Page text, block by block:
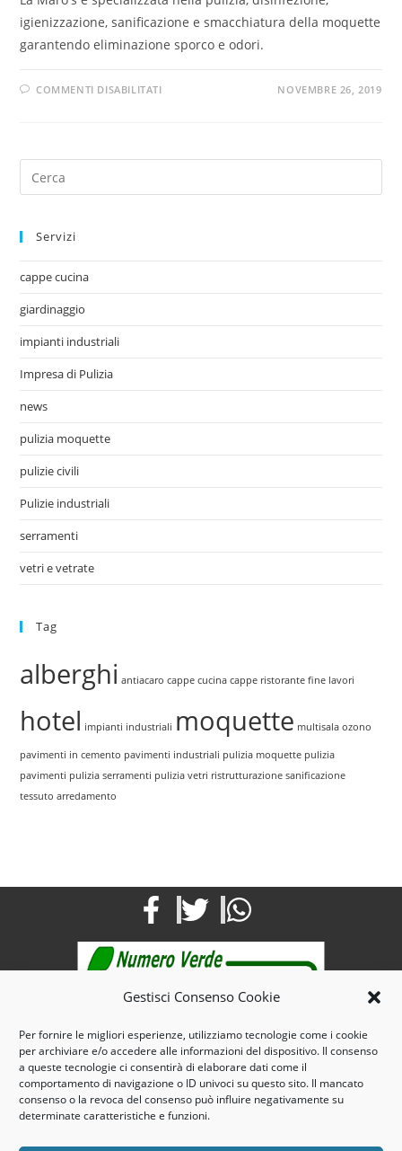
Gestisci Consenso Cookie
Per fornire le migliori esperienze, utilizziamo tecnologie come i cookie
per archiviare e/o accedere alle informazioni del dispositivo. Il consenso
a queste tecnologie ci consentirà di elaborare dati come il
comportamento di navigazione o ID univoci su questo sito. Il mancato
consenso o la revoca del consenso può influire negativamente su
determinate caratteristiche e funzioni.
igienizzazione, sanificazione e smacchiatura della moquette
garantendo eliminazione sporco e odori.
COMMENTI DISABILITATI NOVEMBRE 26, 2019
Servizi
cappe cucina
giardinaggio
impianti industriali
Impresa di Pulizia
news
pulizia moquette
pulizie civili
Pulizie industriali
serramenti
vetri e vetrate
Tag
alberghi antiacaro cappe cucina cappe ristorante fine lavori
hotel impianti industriali moquette multisala ozono
pavimenti in cemento pavimenti industriali pulizia moquette pulizia
pavimenti pulizia serramenti pulizia vetri ristrutturazione sanificazione
tessuto arredamento
Mail: info@maroservizi.com
Pec : marospulizie@pec.it
Tel. e Fax 0141321125 – Cell. 3935185644
3, Via dello Scalo -14100 – Asti- Piemonte